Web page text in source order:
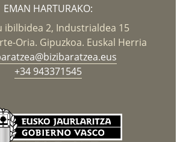
EMAN HARTURAKO:
ibilbidea 2, Industrialdea 15
Oria. Gipuzkoa. Euskal Herria
+34 943371545